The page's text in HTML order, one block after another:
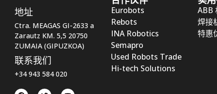
地址
Ctra. MEAGAS GI-2633 a
Zarautz KM. 5,5 20750
ZUMAIA (GIPUZKOA)
联系我们
+34 943 584 020
Eurobots
Rebots
INA Robotics
Semapro
Used Robots Trade
Hi-tech Solutions
ABB
焊接
特惠